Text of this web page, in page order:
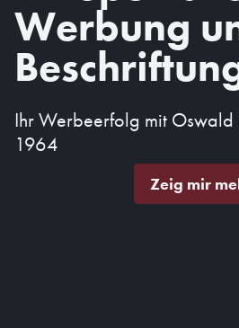
Werbung
Ihr Werbeerfolg mit Oswald
1964
Zeig mir